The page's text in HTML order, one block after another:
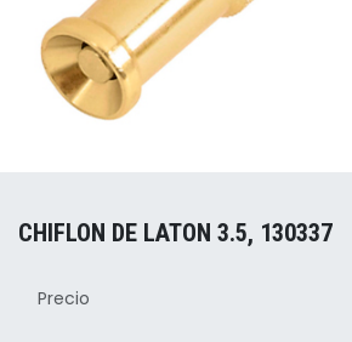
CHIFLON DE LATON 3.5, 130337
Precio